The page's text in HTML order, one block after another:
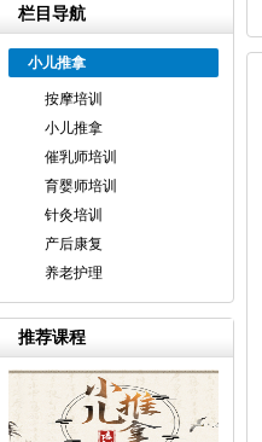
栏目导航
小儿推拿
按摩培训
小儿推拿
催乳师培训
育婴师培训
针灸培训
产后康复
养老护理
推荐课程